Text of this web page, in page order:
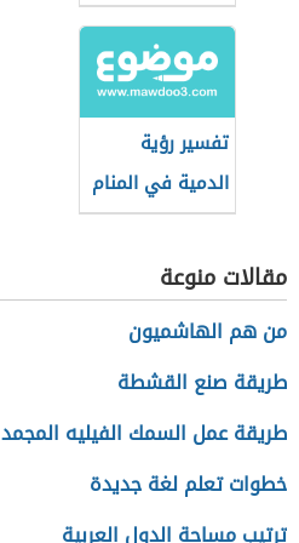
تفسير رؤية
الدمية في المنام
مقالات منوعة
من هم الهاشميون
طريقة صنع القشطة
طريقة عمل السمك الفيليه المجمد
خطوات تعلم لغة جديدة
ترتيب مساحة الدول العربية